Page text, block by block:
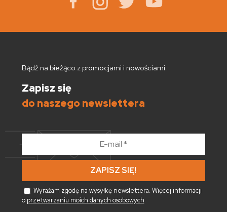
Bądź na bieżąco z promocjami i nowościami
Zapisz się
do naszego newslettera
*
Wyrażam zgodę na wysyłkę newslettera. Więcej informacji
o przetwarzaniu moich danych osobowych